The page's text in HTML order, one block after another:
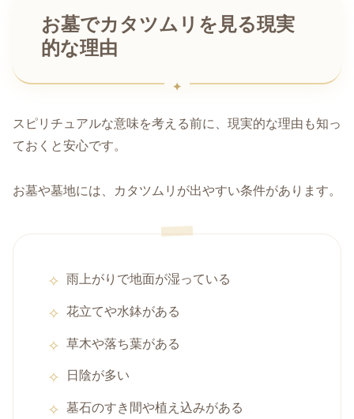
お墓でカタツムリを見る現実
的な理由
スピリチュアルな意味を考える前に、現実的な理由も知っ
ておくと安心です。
お墓や墓地には、カタツムリが出やすい条件があります。
雨上がりで地面が湿っている
花立てや水鉢がある
草木や落ち葉がある
日陰が多い
墓石のすき間や植え込みがある